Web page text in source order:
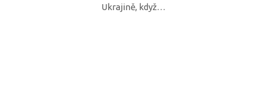
Ukrajině, když…